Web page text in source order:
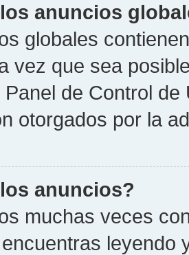
anuncios
globales
vez que sea
de Control
otorgados por la
anuncios?
muchas veces
leyendo